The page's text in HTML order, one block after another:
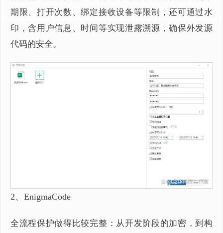
期限、打开次数、绑定接收设备等限制，还可通过水
印，含用户信息、时间等实现泄露溯源，确保外发源
代码的安全。
2、EnigmaCode
全流程保护做得比较完整：从开发阶段的加密，到构